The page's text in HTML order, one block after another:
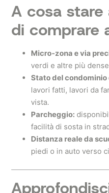
A cosa
di comprare
Micro‑zona e via
verdi e altre più
Stato del
lavori fatti, lavori da
vista.
Parcheggio:
facilità di sosta in
Distanza reale da
piedi o in auto verso